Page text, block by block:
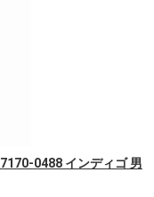
0488 インディゴ 男